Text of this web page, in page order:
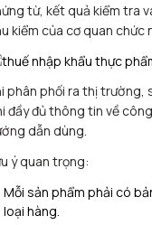
từ, kết quả kiểm tra
kiểm của cơ quan chức
phân phối ra thị trường,
đầy đủ thông tin về
dẫn dùng.
ý quan trọng:
Mỗi sản phẩm phải có
loại hàng.